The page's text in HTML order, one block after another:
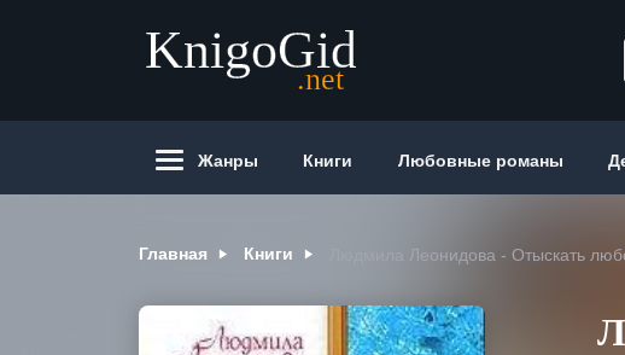
Жанры Книги Любовные романы
Главная Книги Людмила Леонидова - Отыскать